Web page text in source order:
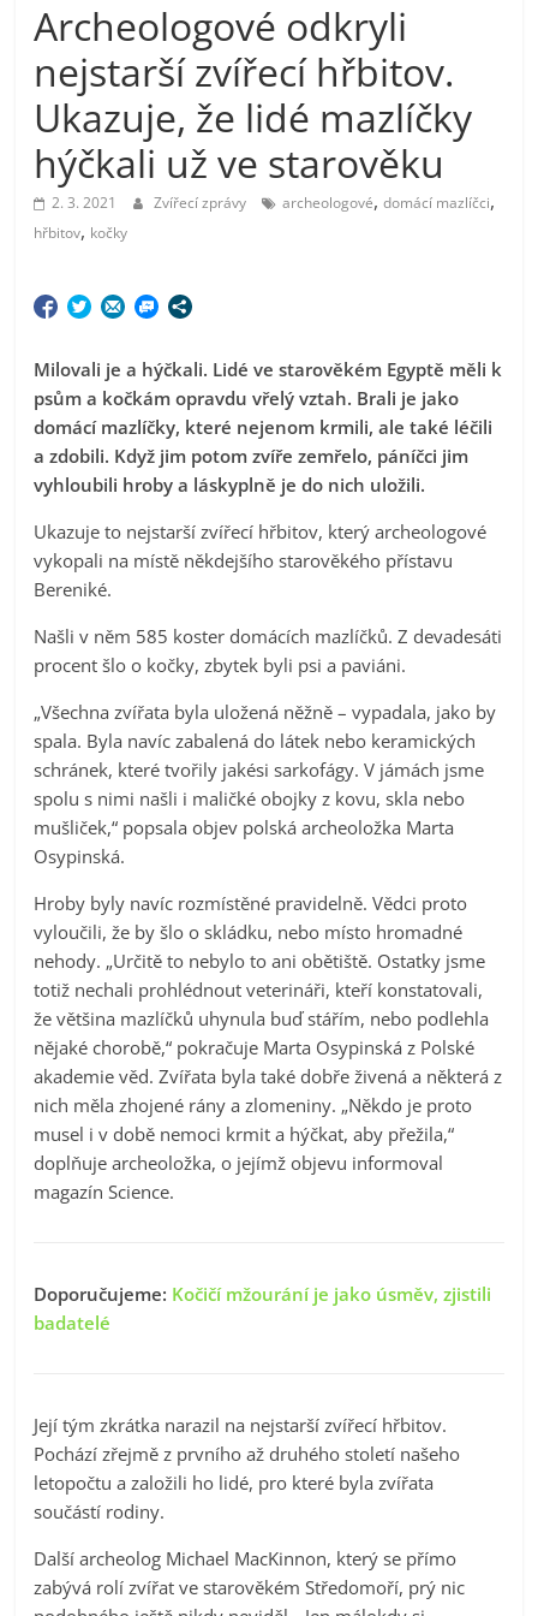
Archeologové odkryli
nejstarší zvířecí hřbitov.
Ukazuje, že lidé mazlíčky
hýčkali už ve starověku
2. 3. 2021 Zvířecí zprávy archeologové,domácí mazlíčci,
hřbitov, kočky
Milovali je a hýčkali. Lidé ve starověkém Egyptě měli k
psům a kočkám opravdu vřelý vztah. Brali je jako
domácí mazlíčky, které nejenom krmili, ale také léčili
a zdobili. Když jim potom zvíře zemřelo, páníčci jim
vyhloubili hroby a láskyplně je do nich uložili.
Ukazuje to nejstarší zvířecí hřbitov, který archeologové
vykopali na místě někdejšího starověkého přístavu
Bereniké.
Našli v něm 585 koster domácích mazlíčků. Z devadesáti
procent šlo o kočky, zbytek byli psi a paviáni.
„Všechna zvířata byla uložená něžně – vypadala, jako by
spala. Byla navíc zabalená do látek nebo keramických
schránek, které tvořily jakési sarkofágy. V jámách jsme
spolu s nimi našli i maličké obojky z kovu, skla nebo
mušliček,“ popsala objev polská archeoložka Marta
Osypinská.
Hroby byly navíc rozmístěné pravidelně. Vědci proto
vyloučili, že by šlo o skládku, nebo místo hromadné
nehody. „Určitě to nebylo to ani obětiště. Ostatky jsme
totiž nechali prohlédnout veterináři, kteří konstatovali,
že většina mazlíčků uhynula buď stářím, nebo podlehla
nějaké chorobě,“ pokračuje Marta Osypinská z Polské
akademie věd. Zvířata byla také dobře živená a některá z
nich měla zhojené rány a zlomeniny. „Někdo je proto
musel i v době nemoci krmit a hýčkat, aby přežila,“
doplňuje archeoložka, o jejímž objevu informoval
magazín Science.
Doporučujeme: Kočičí mžourání je jako úsměv, zjistili
badatelé
Její tým zkrátka narazil na nejstarší zvířecí hřbitov.
Pochází zřejmě z prvního až druhého století našeho
letopočtu a založili ho lidé, pro které byla zvířata
součástí rodiny.
Další archeolog Michael MacKinnon, který se přímo
zabývá rolí zvířat ve starověkém Středomoří, prý nic